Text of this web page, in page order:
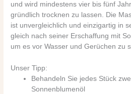
und wird mindestens vier bis fünf
gründlich trocknen zu lassen. Die
ist unvergleichlich und einzigartig in
gleich nach seiner Erschaffung mit
um es vor Wasser und Gerüchen zu
Unser Tipp:
Behandeln Sie jedes Stück
Sonnenblumenöl